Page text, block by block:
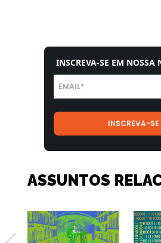
INSCREVA-SE EM NOSSA
ASSUNTOS